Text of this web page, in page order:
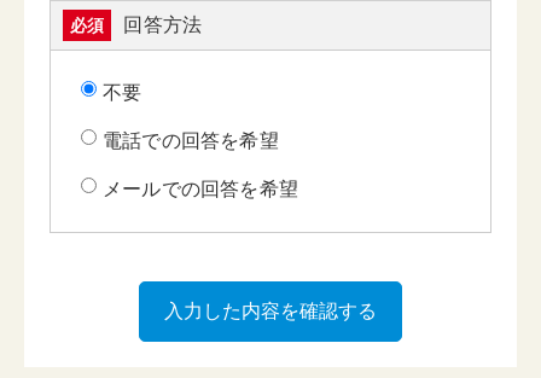
必須 回答方法
不要
電話での回答を希望
メールでの回答を希望